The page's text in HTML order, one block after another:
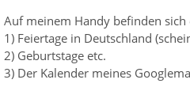
Auf meinem Handy befinden sich
1) Feiertage in Deutschland
2) Geburtstage etc.
3) Der Kalender meines